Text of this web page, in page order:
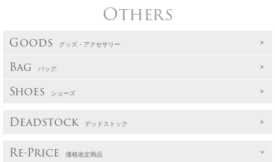
Others
Goods グッズ・アクセサリー
Bag バッグ
Shoes シューズ
Deadstock デッドストック
Re-Price 価格改定商品